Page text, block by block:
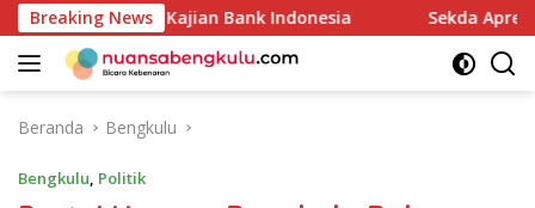
Langsung
ke
konten
Breaking News
Melalui Kajian Bank Indonesia Sekda Apresiasi
Beranda Bengkulu
Bengkulu, Politik